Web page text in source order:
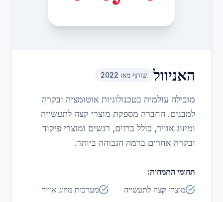
האניוול שותף מאז 2022
מובילה עולמית בטכנולוגיות אוטומציה ובקרה
למבנים. החברה מספקת מוצרי קצה לתעשייה
ומיזוג אוויר, כולל ברזים, רגשים ומוצרי פיקוד
ובקרה אחרים ברמה הגבוהה ביותר.
תחומי התמחות:
מוצרי קצה לתעשייה
מערכות מיזוג אוויר